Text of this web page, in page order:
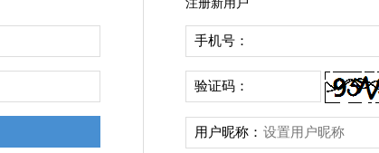
注册新用户
手机号：
验证码：
用户昵称：